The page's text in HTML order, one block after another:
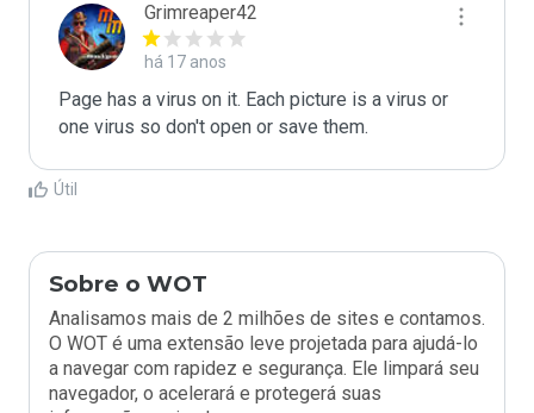
Grimreaper42
há 17 anos
Page has a virus on it. Each picture is a virus or
one virus so don't open or save them.
Útil
Sobre o WOT
Analisamos mais de 2 milhões de sites e contamos.
O WOT é uma extensão leve projetada para ajudá-lo
a navegar com rapidez e segurança. Ele limpará seu
navegador, o acelerará e protegerá suas